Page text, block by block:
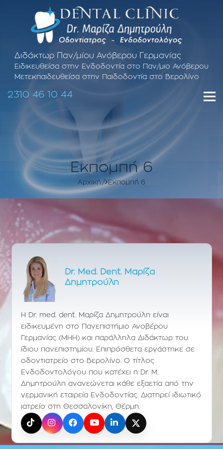
Διδάκτωρ Παν/μίου Ανόβερου Γερμανίας
Ειδικευθείσα στην Ενδοδοντία στο Παν/μιο Ανόβερου
Μετεκπαιδευθείσα στην Παιδοδοντία στο Βερολίνο
2310 46 10 44
Εκπομπή 6
Αρχική Εκπομπή 6
Dr. Med. Dent. Μαρίζα
Δημητρούλη
Η Dr. med. dent. Μαρίζα Δημητρούλη είναι
ειδικευμένη στο Πανεπιστήμιο Ανοβέρου
Γερμανίας (ΜΗΗ) και παράλληλα Διδάκτωρ του
ίδιου πανεπιστημίου. Επιπρόσθετα εργάστηκε σε
οδοντιατρείο στο Βερολίνο. Ο τίτλος
Ενδοδοντολόγου που κατέχει η Dr. Μ.
Δημητρούλη ανανεώνεται κάθε εξαετία από την
γερμανική εταιρεία Ενδοδοντίας. Διατηρεί ιδιωτικό
ιατρείο στη Θεσσαλονίκη, Θέρμη.
TikTokInstagramFacebookYouTubeLinkedInX (Twitter)